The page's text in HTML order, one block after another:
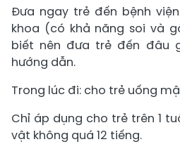
Đưa ngay trẻ đến bệnh
khoa (có khả năng soi và
biết nên đưa trẻ đến đâu
hướng dẫn.
Trong lúc đi: cho trẻ uống
Chỉ áp dụng cho trẻ trên 1
vật không quá 12 tiếng.